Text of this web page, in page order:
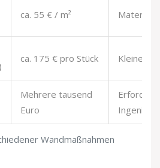
Wandmaßnahmen
ca. 55 € / m²
ca. 175 € pro Stück Kleine
Mehrere tausend
Euro
Erfordert